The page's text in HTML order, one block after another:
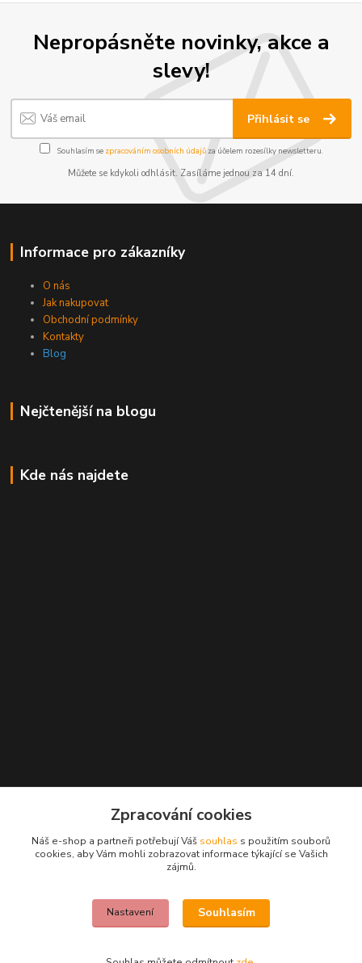
Nepropásněte novinky, akce a
slevy!
Přihlásit se
Souhlasím se zpracováním osobních údajůza účelem rozesílky newsletteru.
Můžete se kdykoli odhlásit. Zasíláme jednou za 14 dní.
Informace pro zákazníky
O nás
Jak nakupovat
Obchodní podmínky
Kontakty
Blog
Nejčtenější na blogu
Kde nás najdete
+420 777 271 162
(Po-Pá, 10-18 hod.)
Zpracování cookies
Náš e-shop a partneři potřebují Váš souhlas s použitím souborů
cookies, aby Vám mohli zobrazovat informace týkající se Vašich
zájmů.
Nastavení Souhlasím